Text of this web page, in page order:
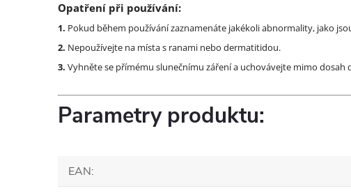
Opatření při používání:
1. Pokud během používání zaznamenáte jakékoli abnormality, jako
2. Nepoužívejte na místa s ranami nebo dermatitidou.
3. Vyhněte se přímému slunečnímu záření a uchovávejte mimo dosah
Parametry produktu:
EAN: